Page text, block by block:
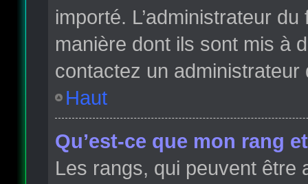
importé. L’administrateur
manière dont ils sont mis à
contactez un administrateur
Haut
Qu’est-ce que mon rang
Les rangs, qui peuvent être